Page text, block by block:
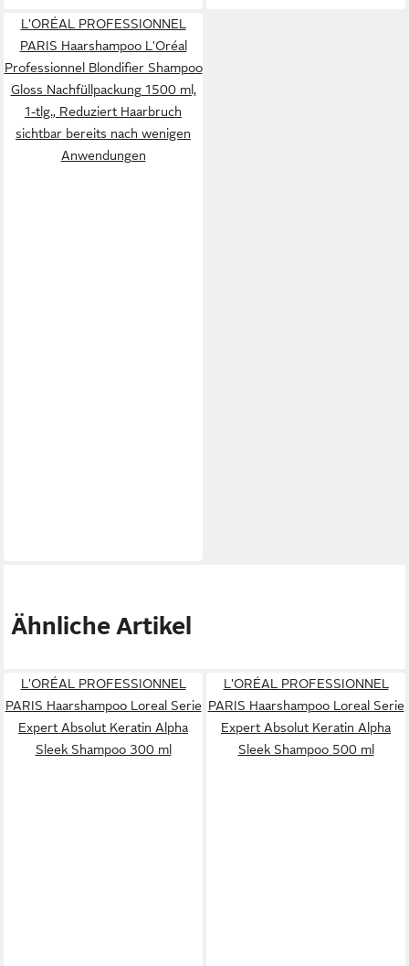
L'ORÉAL PROFESSIONNEL
PARIS Haarshampoo L'Oréal
Professionnel Blondifier Shampoo
Gloss Nachfüllpackung 1500 ml,
1-tlg., Reduziert Haarbruch
sichtbar bereits nach wenigen
Anwendungen
Ähnliche Artikel
L'ORÉAL PROFESSIONNEL
PARIS Haarshampoo Loreal Serie
Expert Absolut Keratin Alpha
Sleek Shampoo 300 ml
L'ORÉAL PROFESSIONNEL
PARIS Haarshampoo Loreal Serie
Expert Absolut Keratin Alpha
Sleek Shampoo 500 ml